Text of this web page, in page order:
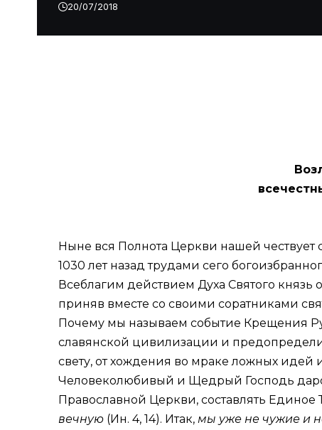
20/07/2018
Ныне вся Полнота Церкви нашей чествует
1030 лет назад трудами сего
Всеблагим действием Духа Святого
приняв вместе со своими соратниками
Почему мы называем событие Крещения
славянской цивилизации и
свету, от хождения во мраке ложных
Человеколюбивый и Щедрый Господь
Православной Церкви, составлять
вечную (Ин. 4, 14). Итак, мы уже не чужие и